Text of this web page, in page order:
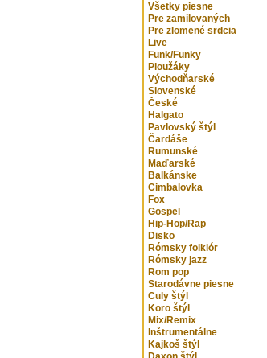
Všetky piesne
Pre zamilovaných
Pre zlomené srdcia
Live
Funk/Funky
Ploužáky
Východňarské
Slovenské
České
Halgato
Pavlovský štýl
Čardáše
Rumunské
Maďarské
Balkánske
Cimbalovka
Fox
Gospel
Hip-Hop/Rap
Disko
Rómsky folklór
Rómsky jazz
Rom pop
Starodávne piesne
Culy štýl
Koro štýl
Mix/Remix
Inštrumentálne
Kajkoš štýl